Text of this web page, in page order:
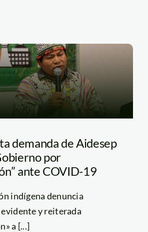
demanda de Aidesep
por
ante COVID-19
indígena denuncia
y reiterada
a [...]